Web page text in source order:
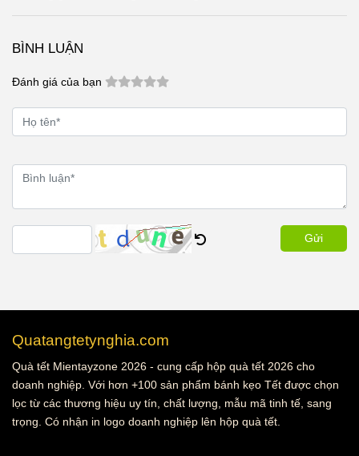
BÌNH LUẬN
Đánh giá của bạn
Gửi
Quatangtetynghia.com
Quà tết Mientayzone 2026 - cung cấp hộp quà tết 2026 cho
doanh nghiệp. Với hơn +100 sản phẩm bánh kẹo Tết được chọn
lọc từ các thương hiệu uy tín, chất lượng, mẫu mã tinh tế, sang
trọng. Có nhận in logo doanh nghiệp lên hộp quà tết.